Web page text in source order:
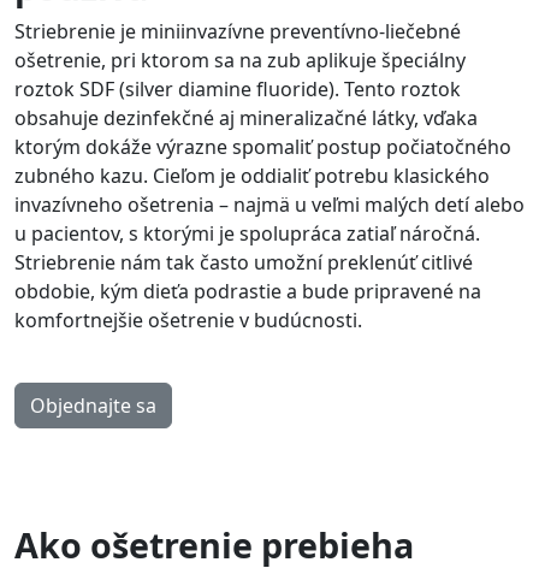
Striebrenie je miniinvazívne preventívno-liečebné
ošetrenie, pri ktorom sa na zub aplikuje špeciálny
roztok SDF (silver diamine fluoride). Tento roztok
obsahuje dezinfekčné aj mineralizačné látky, vďaka
ktorým dokáže výrazne spomaliť postup počiatočného
zubného kazu. Cieľom je oddialiť potrebu klasického
invazívneho ošetrenia – najmä u veľmi malých detí alebo
u pacientov, s ktorými je spolupráca zatiaľ náročná.
Striebrenie nám tak často umožní preklenúť citlivé
obdobie, kým dieťa podrastie a bude pripravené na
komfortnejšie ošetrenie v budúcnosti.
Objednajte sa
Ako ošetrenie prebieha